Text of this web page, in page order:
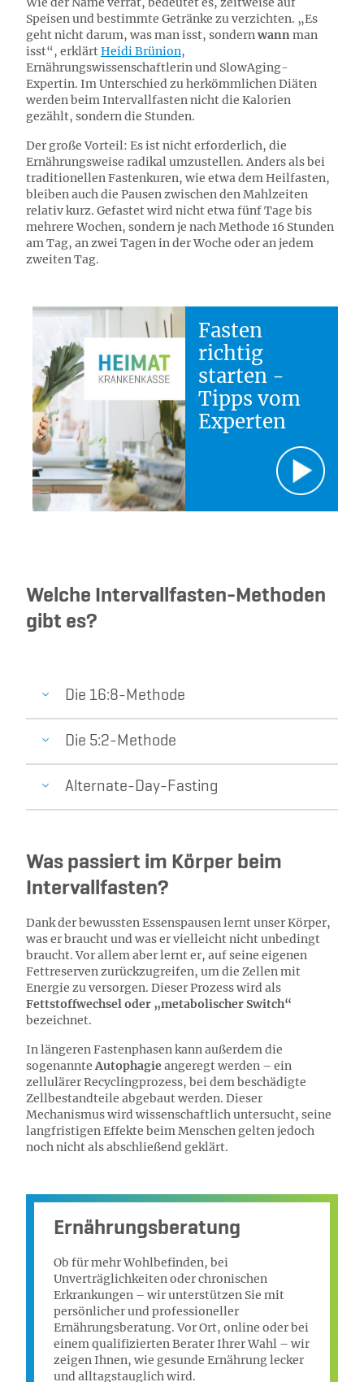
Speisen und bestimmte Getränke zu verzichten. „Es
geht nicht darum, was man isst, sondernwannman
isst“, erklärtHeidi Brünion,
Ernährungswissenschaftlerin und SlowAging-
Expertin. Im Unterschied zu herkömmlichen Diäten
werden beim Intervallfasten nicht die Kalorien
gezählt, sondern die Stunden.
Der große Vorteil: Es ist nicht erforderlich, die
Ernährungsweise radikal umzustellen. Anders als bei
traditionellen Fastenkuren, wie etwa dem Heilfasten,
bleiben auch die Pausen zwischen den Mahlzeiten
relativ kurz. Gefastet wird nicht etwa fünf Tage bis
mehrere Wochen, sondern je nach Methode 16 Stunden
am Tag, an zwei Tagen in der Woche oder an jedem
zweiten Tag.
Fasten
richtig
starten -
Tipps vom
Experten
Welche Intervallfasten-Methoden
gibt es?
Die 16:8-Methode
Die 5:2-Methode
Alternate-Day-Fasting
Was passiert im Körper beim
Intervallfasten?
Dank der bewussten Essenspausen lernt unser Körper,
was er braucht und was er vielleicht nicht unbedingt
braucht. Vor allem aber lernt er, auf seine eigenen
Fettreserven zurückzugreifen, um die Zellen mit
Energie zu versorgen. Dieser Prozess wird als
Fettstoffwechsel oder „metabolischer Switch“
bezeichnet.
In längeren Fastenphasen kann außerdem die
sogenannteAutophagieangeregt werden – ein
zellulärer Recyclingprozess, bei dem beschädigte
Zellbestandteile abgebaut werden. Dieser
Mechanismus wird wissenschaftlich untersucht, seine
langfristigen Effekte beim Menschen gelten jedoch
noch nicht als abschließend geklärt.
Ernährungsberatung
Ob für mehr Wohlbefinden, bei
Unverträglichkeiten oder chronischen
Erkrankungen – wir unterstützen Sie mit
persönlicher und professioneller
Ernährungsberatung. Vor Ort, online oder bei
einem qualifizierten Berater Ihrer Wahl – wir
zeigen Ihnen, wie gesunde Ernährung lecker
und alltagstauglich wird.